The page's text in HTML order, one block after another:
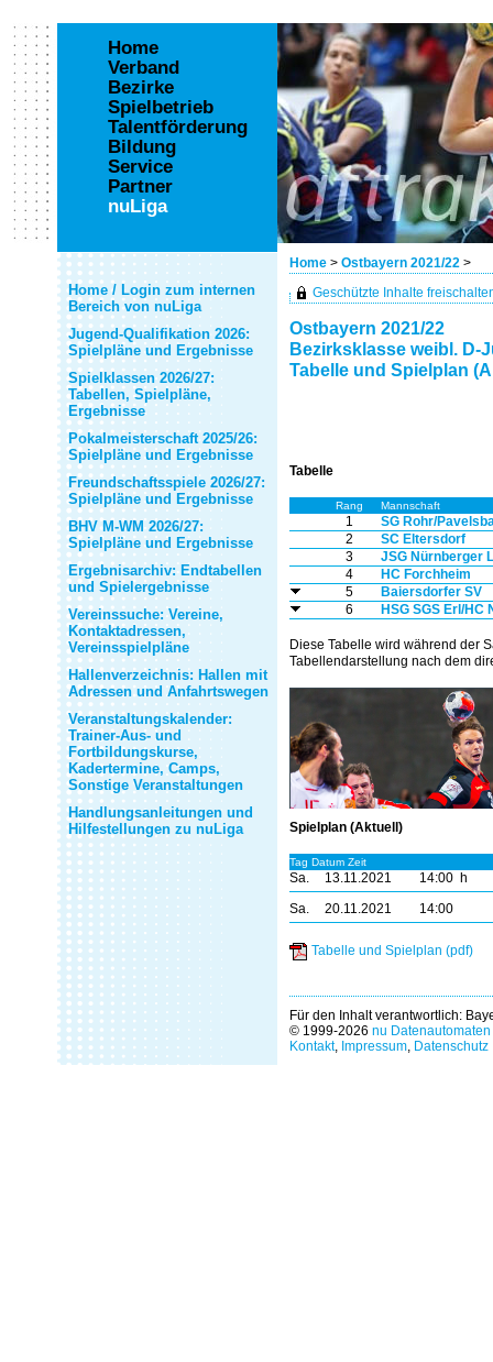
Home > Ostbayern 2021/22 >
Home
Verband
Bezirke
Spielbetrieb
Talentförderung
Bildung
Service
Partner
nuLiga
Home / Login zum internen
Bereich von nuLiga
Jugend-Qualifikation 2026:
Spielpläne und Ergebnisse
Spielklassen 2026/27:
Tabellen, Spielpläne,
Ergebnisse
Pokalmeisterschaft 2025/26:
Spielpläne und Ergebnisse
Freundschaftsspiele 2026/27:
Spielpläne und Ergebnisse
BHV M-WM 2026/27:
Spielpläne und Ergebnisse
Ergebnisarchiv: Endtabellen
und Spielergebnisse
Vereinssuche: Vereine,
Kontaktadressen,
Vereinsspielpläne
Hallenverzeichnis: Hallen mit
Adressen und Anfahrtswegen
Veranstaltungskalender:
Trainer-Aus- und
Fortbildungskurse,
Kadertermine, Camps,
Sonstige Veranstaltungen
Handlungsanleitungen und
Hilfestellungen zu nuLiga
Geschützte Inhalte
Ostbayern 2021/22
Bezirksklasse weibl. D-
Tabelle und Spielplan
Tabelle
Rang Mannschaft
1
SG Rohr/
2
SC Eltersdorf
3
JSG Nürnberger
4
HC Forchheim
5
Baiersdorfer SV
6
HSG SGS Erl/HC
Diese Tabelle wird während der
Tabellendarstellung nach dem
Spielplan (Aktuell)
Tag Datum Zeit
Sa. 13.11.2021
14:00 h
Sa.
20.11.2021 14:00
Tabelle und Spielplan (pdf)
Für den Inhalt verantwortlich:
© 1999-2026 nu
Kontakt, Impressum, Datenschutz